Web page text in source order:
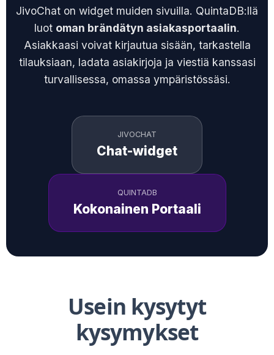
JivoChat on widget muiden sivuilla. QuintaDB:llä
luot oman brändätyn asiakasportaalin.
Asiakkaasi voivat kirjautua sisään, tarkastella
tilauksiaan, ladata asiakirjoja ja viestiä kanssasi
turvallisessa, omassa ympäristössäsi.
JIVOCHAT
Chat-widget
QUINTADB
Kokonainen Portaali
Usein kysytyt
kysymykset